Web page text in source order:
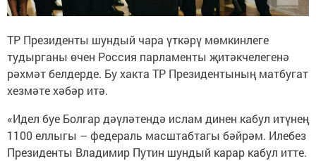
ТР Президенты шундый чара үткәрү мөмкинлеге
тудырганы өчен Россия парламенты җитәкчелегенә
рәхмәт белдерде. Бу хакта ТР Президентының матбугат
хезмәте хәбәр итә.
«Идел буе Болгар дәүләтендә ислам динен кабул итүнең
1100 еллыгы – федераль масштабтагы бәйрәм. Илебез
Президенты Владимир Путин шундый карар кабул итте.